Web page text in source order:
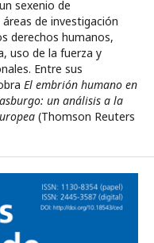
sexenio de
de investigación
derechos humanos,
uso de la fuerza y
Entre sus
El embrión humano en
un análisis a la
(Thomson Reuters